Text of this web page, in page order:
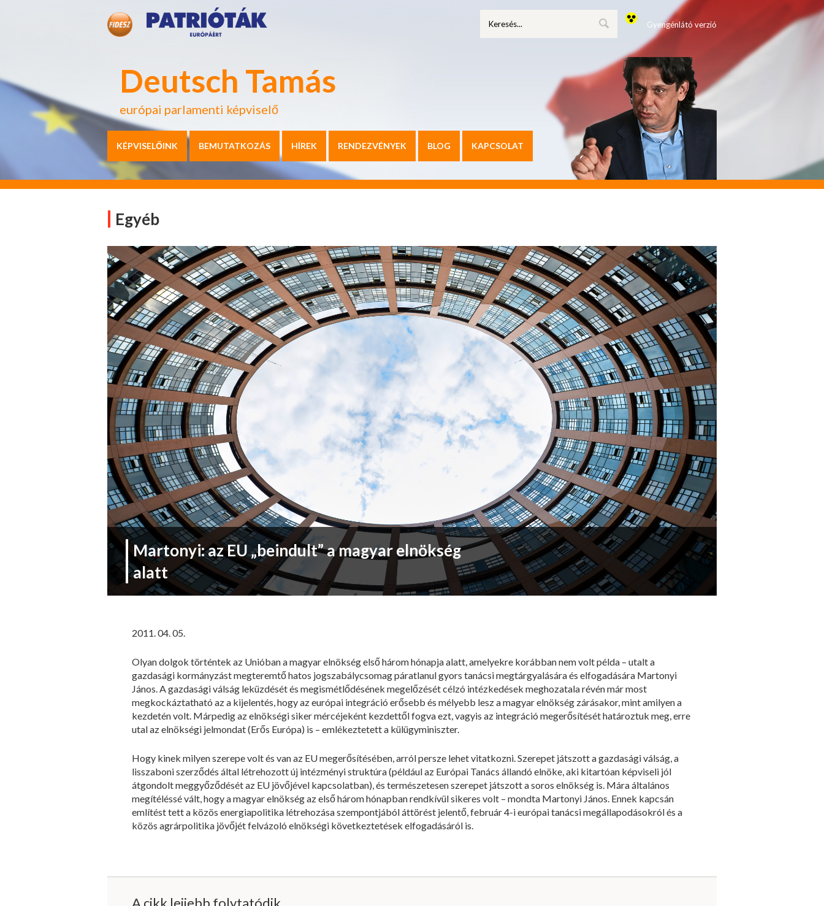
Deutsch Tamás
európai parlamenti képviselő
Gyengénlátó verzió
KÉPVISELŐINK BEMUTATKOZÁS HÍREK RENDEZVÉNYEK BLOG KAPCSOLAT
Egyéb
Martonyi: az EU „beindult” a magyar elnökség
alatt
2011. 04. 05.
Olyan dolgok történtek az Unióban a magyar elnökség első három hónapja alatt, amelyekre korábban nem volt példa – utalt a
gazdasági kormányzást megteremtő hatos jogszabálycsomag páratlanul gyors tanácsi megtárgyalására és elfogadására Martonyi
János. A gazdasági válság leküzdését és megismétlődésének megelőzését célzó intézkedések meghozatala révén már most
megkockáztatható az a kijelentés, hogy az európai integráció erősebb és mélyebb lesz a magyar elnökség zárásakor, mint amilyen a
kezdetén volt. Márpedig az elnökségi siker mércéjeként kezdettől fogva ezt, vagyis az integráció megerősítését határoztuk meg, erre
utal az elnökségi jelmondat (Erős Európa) is – emlékeztetett a külügyminiszter.
Hogy kinek milyen szerepe volt és van az EU megerősítésében, arról persze lehet vitatkozni. Szerepet játszott a gazdasági válság, a
lisszaboni szerződés által létrehozott új intézményi struktúra (például az Európai Tanács állandó elnöke, aki kitartóan képviseli jól
átgondolt meggyőződését az EU jövőjével kapcsolatban), és természetesen szerepet játszott a soros elnökség is. Mára általános
megítéléssé vált, hogy a magyar elnökség az első három hónapban rendkívül sikeres volt – mondta Martonyi János. Ennek kapcsán
említést tett a közös energiapolitika létrehozása szempontjából áttörést jelentő, február 4-i európai tanácsi megállapodásokról és a
közös agrárpolitika jövőjét felvázoló elnökségi következtetések elfogadásáról is.
A cikk lejjebb folytatódik